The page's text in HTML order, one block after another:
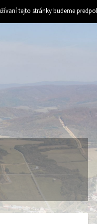
tejto stránky budeme